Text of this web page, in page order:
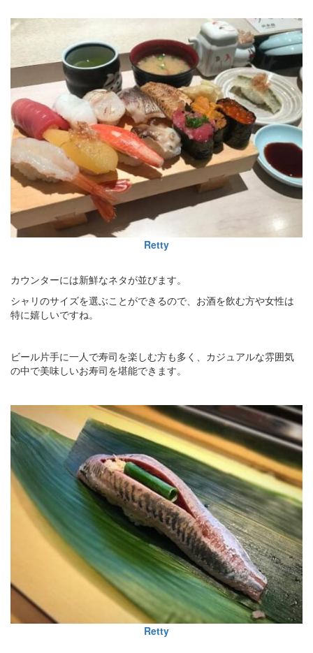
Retty
カウンターには新鮮なネタが並びます。
シャリのサイズを選ぶことができるので、お酒を飲む方や女性は
特に嬉しいですね。
ビール片手に一人で寿司を楽しむ方も多く、カジュアルな雰囲気
の中で美味しいお寿司を堪能できます。
Retty